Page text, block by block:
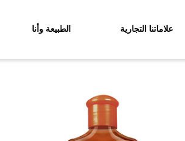
علاماتنا التجارية الطبيعة وأنا